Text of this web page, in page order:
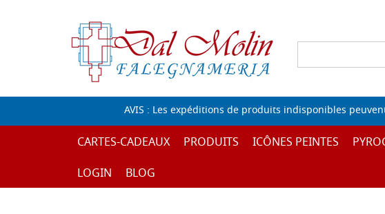
AVIS : Les expéditions de produits indisponibles
CARTES-CADEAUX PRODUITS ICÔNES PEINTES
LOGIN
BLOG